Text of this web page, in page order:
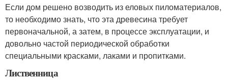
Если дом решено возводить из еловых пиломатериалов,
то необходимо знать, что эта древесина требует
первоначальной, а затем, в процессе эксплуатации, и
довольно частой периодической обработки
специальными красками, лаками и пропитками.
Лиственница